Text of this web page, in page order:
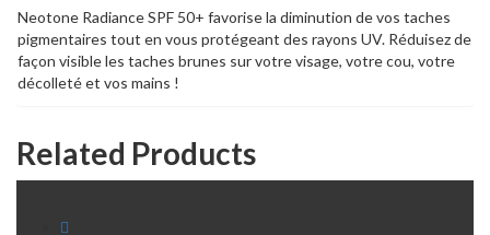
Neotone Radiance SPF 50+ favorise la diminution de vos taches
pigmentaires tout en vous protégeant des rayons UV. Réduisez de
façon visible les taches brunes sur votre visage, votre cou, votre
décolleté et vos mains !
Related Products